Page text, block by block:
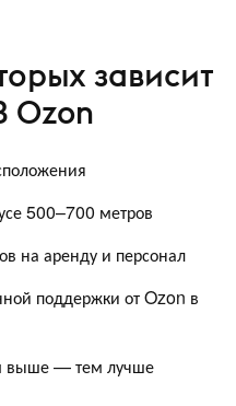
зависит
Ozon
500–700 метров
на аренду и персонал
поддержки от Ozon в
выше — тем лучше